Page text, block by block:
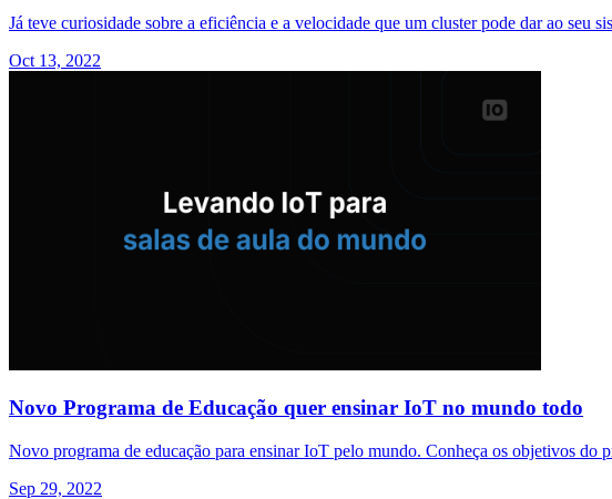
Já teve curiosidade sobre a eficiência e a velocidade que um cluster pode dar ao seu
Oct 13, 2022
Novo Programa de Educação quer ensinar IoT no mundo todo
Novo programa de educação para ensinar IoT pelo mundo. Conheça os objetivos do
Sep 29, 2022